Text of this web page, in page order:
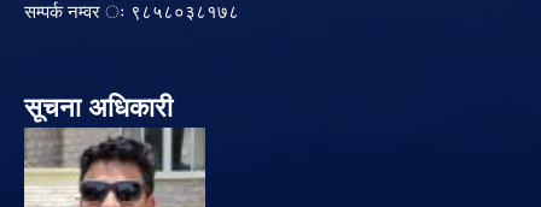
सम्पर्क नम्वर ः ९८५८०३८१७८
सूचना अधिकारी